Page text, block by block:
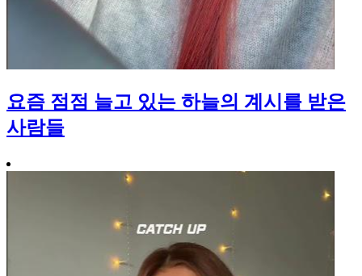
요즘 점점 늘고 있는 하늘의 계시를 받은
사람들